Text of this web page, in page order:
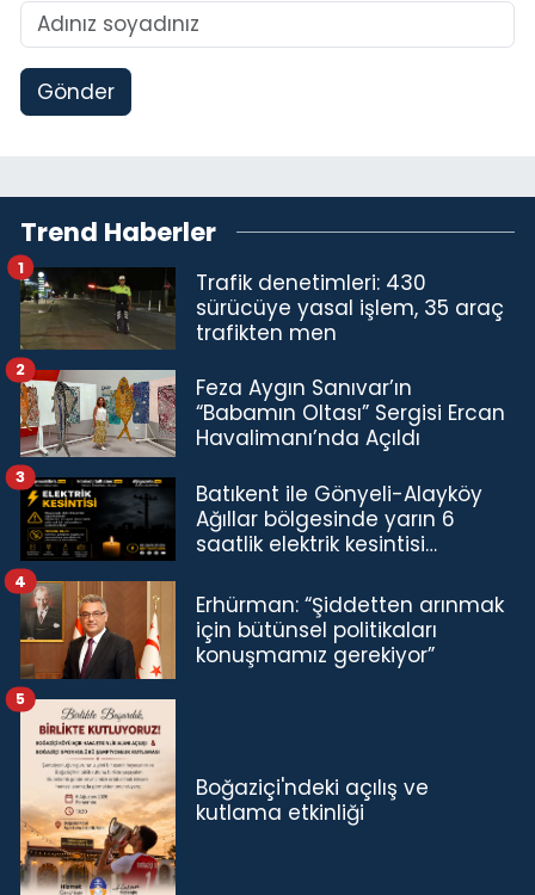
Gönder
Trend Haberler
Trafik denetimleri: 430
sürücüye yasal işlem, 35 araç
trafikten men
1
Feza Aygın Sanıvar’ın
“Babamın Oltası” Sergisi Ercan
Havalimanı’nda Açıldı
2
Batıkent ile Gönyeli-Alayköy
Ağıllar bölgesinde yarın 6
saatlik elektrik kesintisi…
3
Erhürman: “Şiddetten arınmak
için bütünsel politikaları
konuşmamız gerekiyor”
4
Boğaziçi'ndeki açılış ve
kutlama etkinliği
5